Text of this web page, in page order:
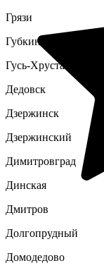
Грязи
Губкин
Гусь-Хрустальный
Дедовск
Дзержинск
Дзержинский
Димитровград
Динская
Дмитров
Долгопрудный
Домодедово